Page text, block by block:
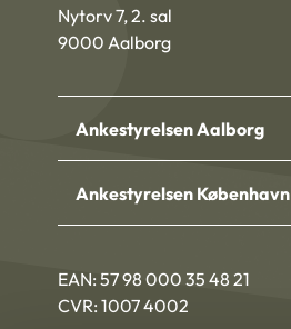
Nytorv 7, 2. sal
9000 Aalborg
Ankestyrelsen Aalborg
Ankestyrelsen København
EAN: 57 98 000 35 48 21
CVR: 1007 4002